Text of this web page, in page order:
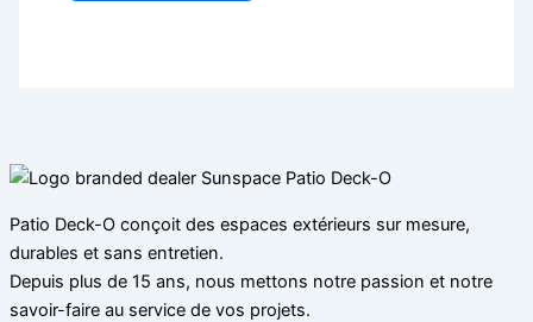
Patio Deck-O conçoit des espaces extérieurs sur mesure,
durables et sans entretien.
Depuis plus de 15 ans, nous mettons notre passion et notre
savoir-faire au service de vos projets.